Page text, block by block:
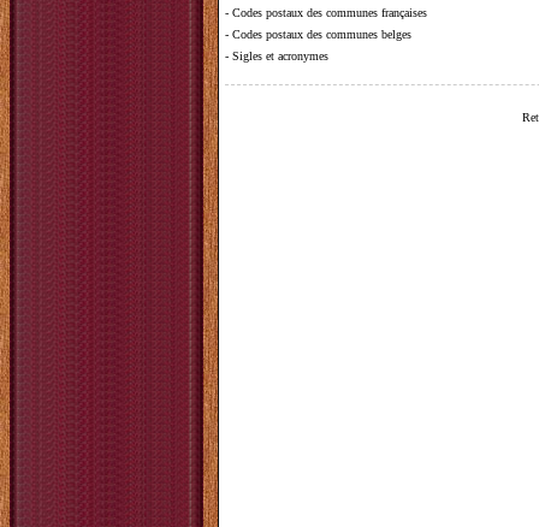
- Codes postaux des communes françaises
- Codes postaux des communes belges
- Sigles et acronymes